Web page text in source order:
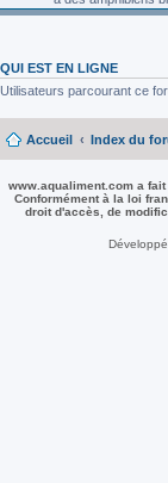
QUI EST EN LIGNE
Utilisateurs parcourant ce
Accueil Index du
www.aqualiment.com a
Conformément à la loi
droit d'accès, de